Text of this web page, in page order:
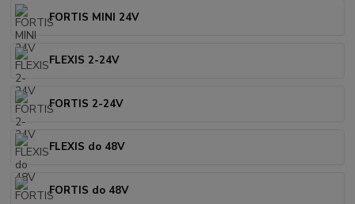
FORTIS MINI 24V
FLEXIS 2-24V
FORTIS 2-24V
FLEXIS do 48V
FORTIS do 48V